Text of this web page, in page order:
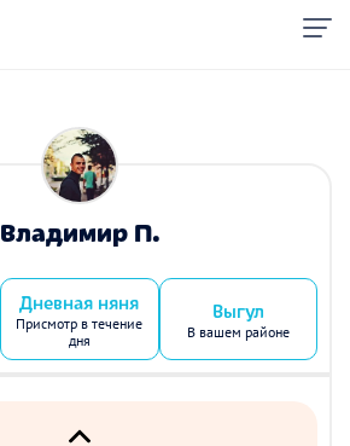
Владимир П.
Дневная няня
Присмотр в течение
дня
Выгул
В вашем районе